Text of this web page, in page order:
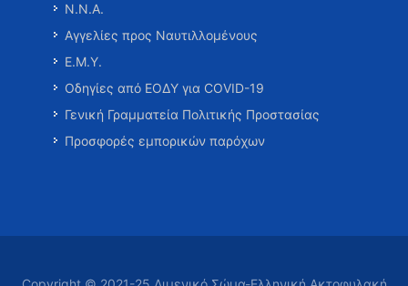
Ν.Ν.Α.
Αγγελίες προς Ναυτιλλομένους
Ε.Μ.Υ.
Οδηγίες από ΕΟΔΥ για COVID-19
Γενική Γραμματεία Πολιτικής Προστασίας
Προσφορές εμπορικών παρόχων